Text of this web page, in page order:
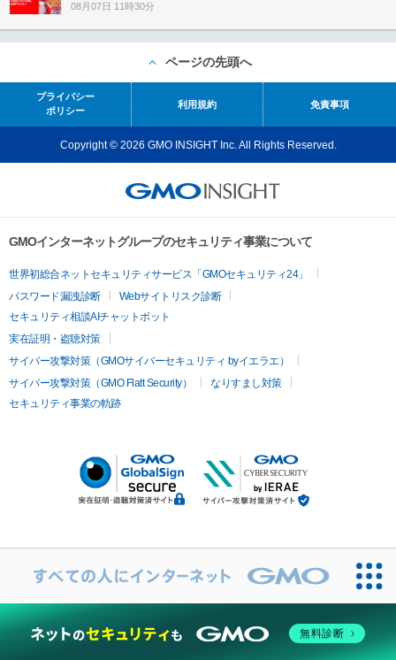
08月07日 11時30分
ページの先頭へ
プライバシー
ポリシー
利用規約 免責事項
Copyright © 2026 GMO INSIGHT Inc. All Rights Reserved.
GMOインターネットグループのセキュリティ事業について
世界初総合ネットセキュリティサービス「GMOセキュリティ24」
パスワード漏洩診断
Webサイトリスク診断
セキュリティ相談AIチャットボット
実在証明・盗聴対策
サイバー攻撃対策（GMOサイバーセキュリティ byイエラエ）
サイバー攻撃対策（GMO Flatt Security）
なりすまし対策
セキュリティ事業の軌跡
無料診断